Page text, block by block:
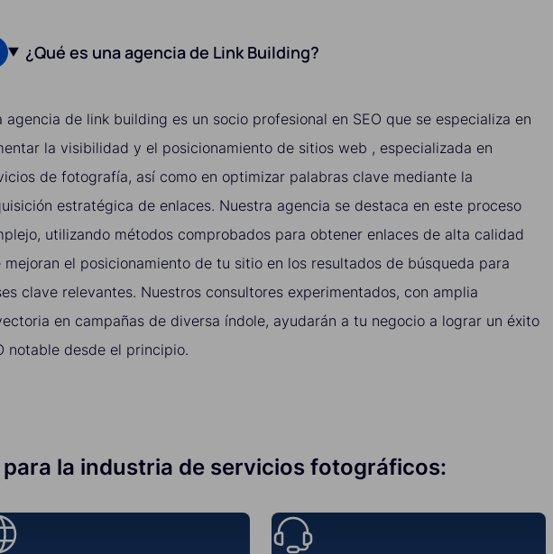
¿Qué es una agencia de Link Building?
agencia de link building es un socio profesional en SEO que se especializa en
la visibilidad y el posicionamiento de sitios web , especializada en
de fotografía, así como en optimizar palabras clave mediante la
estratégica de enlaces. Nuestra agencia se destaca en este proceso
utilizando métodos comprobados para obtener enlaces de alta calidad
mejoran el posicionamiento de tu sitio en los resultados de búsqueda para
clave relevantes. Nuestros consultores experimentados, con amplia
en campañas de diversa índole, ayudarán a tu negocio a lograr un éxito
notable desde el principio.
la industria de servicios fotográficos: